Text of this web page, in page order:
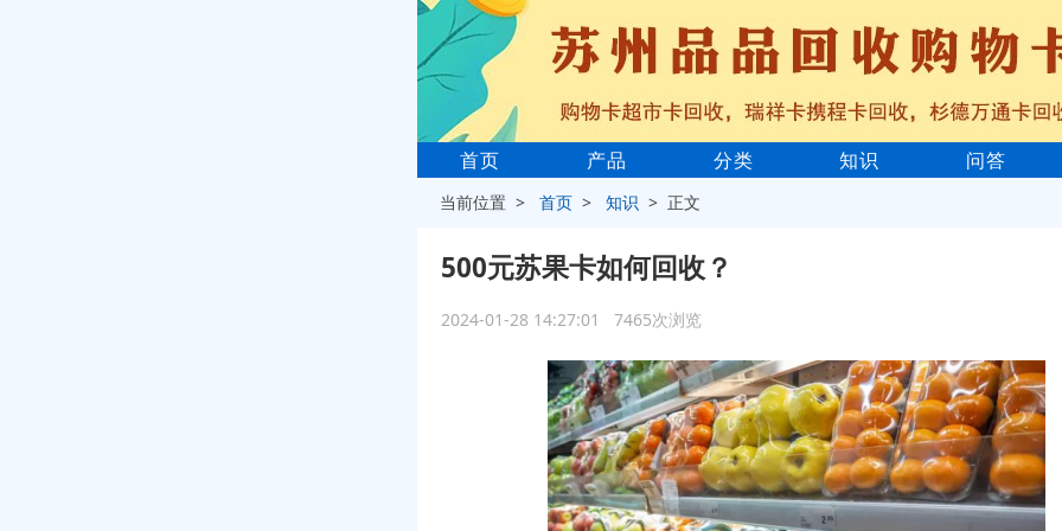
首页 产品 分类 知识 问答
当前位置 >首页 >知识 > 正文
500元苏果卡如何回收？
2024-01-28 14:27:01 7465次浏览